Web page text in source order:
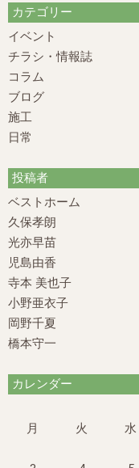
カテゴリー
イベント
チラシ・情報誌
コラム
ブログ
施工
日常
投稿者
ベストホーム
久保孝朗
光亦早苗
児島由香
寺本 美也子
小野亜衣子
岡野千夏
橋本守一
カレンダー
月
火 水